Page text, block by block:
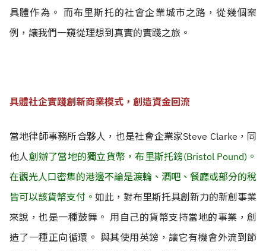
具體作為。 而布里斯托的社會企業城市之路，從幾個案
例，讓我們一窺從理想到真實的實踐之旅。
具體社企實踐創新商業模式，創造資金回流
當地律師事務所合夥人，也是社會企業家Steve Clarke，同
他人創辦了當地的獨立貨幣，布里斯托鎊(Bristol Pound)。
在觀光人口密集的港邊不論是渡輪、酒吧、餐廳或部分的稅
皆可以該貨幣支付。 如此，對布里斯托具創新力的新創事業
來說，也是一種鼓舞。 用自己的貨幣支持當地的事業，創
造了一種正向循環。 與其使用英鎊，讓它有機會外流到節